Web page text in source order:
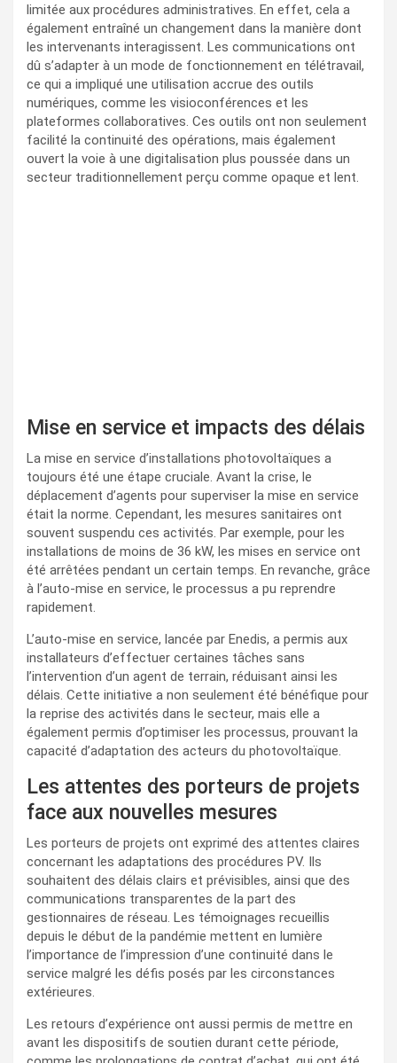
limitée aux procédures administratives. En effet, cela a
également entraîné un changement dans la manière dont
les intervenants interagissent. Les communications ont
dû s’adapter à un mode de fonctionnement en télétravail,
ce qui a impliqué une utilisation accrue des outils
numériques, comme les visioconférences et les
plateformes collaboratives. Ces outils ont non seulement
facilité la continuité des opérations, mais également
ouvert la voie à une digitalisation plus poussée dans un
secteur traditionnellement perçu comme opaque et lent.
Mise en service et impacts des délais
La mise en service d’installations photovoltaïques a
toujours été une étape cruciale. Avant la crise, le
déplacement d’agents pour superviser la mise en service
était la norme. Cependant, les mesures sanitaires ont
souvent suspendu ces activités. Par exemple, pour les
installations de moins de 36 kW, les mises en service ont
été arrêtées pendant un certain temps. En revanche, grâce
à l’auto-mise en service, le processus a pu reprendre
rapidement.
L’auto-mise en service, lancée par Enedis, a permis aux
installateurs d’effectuer certaines tâches sans
l’intervention d’un agent de terrain, réduisant ainsi les
délais. Cette initiative a non seulement été bénéfique pour
la reprise des activités dans le secteur, mais elle a
également permis d’optimiser les processus, prouvant la
capacité d’adaptation des acteurs du photovoltaïque.
Les attentes des porteurs de projets
face aux nouvelles mesures
Les porteurs de projets ont exprimé des attentes claires
concernant les adaptations des procédures PV. Ils
souhaitent des délais clairs et prévisibles, ainsi que des
communications transparentes de la part des
gestionnaires de réseau. Les témoignages recueillis
depuis le début de la pandémie mettent en lumière
l’importance de l’impression d’une continuité dans le
service malgré les défis posés par les circonstances
extérieures.
Les retours d’expérience ont aussi permis de mettre en
avant les dispositifs de soutien durant cette période,